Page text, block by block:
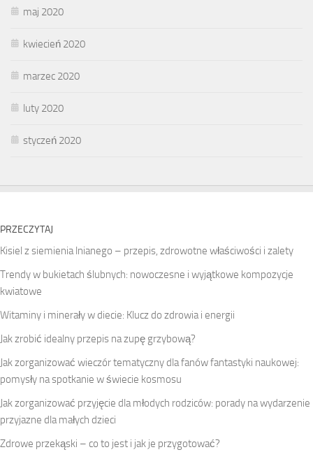
maj 2020
kwiecień 2020
marzec 2020
luty 2020
styczeń 2020
PRZECZYTAJ
Kisiel z siemienia lnianego – przepis, zdrowotne właściwości i zalety
Trendy w bukietach ślubnych: nowoczesne i wyjątkowe kompozycje
kwiatowe
Witaminy i minerały w diecie: Klucz do zdrowia i energii
Jak zrobić idealny przepis na zupę grzybową?
Jak zorganizować wieczór tematyczny dla fanów fantastyki naukowej:
pomysły na spotkanie w świecie kosmosu
Jak zorganizować przyjęcie dla młodych rodziców: porady na wydarzenie
przyjazne dla małych dzieci
Zdrowe przekąski – co to jest i jak je przygotować?